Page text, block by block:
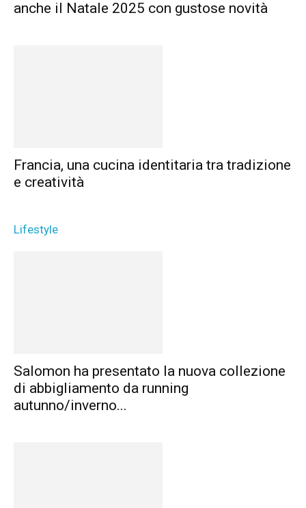
anche il Natale 2025 con gustose novità
Francia, una cucina identitaria tra tradizione
e creatività
Lifestyle
Salomon ha presentato la nuova collezione
di abbigliamento da running
autunno/inverno...